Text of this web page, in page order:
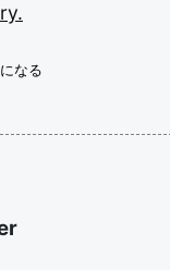
なる